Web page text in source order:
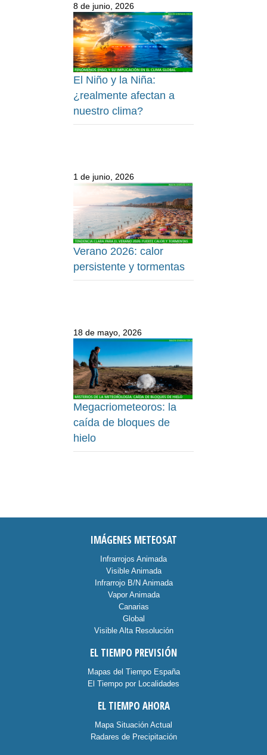
8 de junio, 2026
El Niño y la Niña:
¿realmente afectan a
nuestro clima?
1 de junio, 2026
Verano 2026: calor
persistente y tormentas
18 de mayo, 2026
Megacriometeoros: la
caída de bloques de
hielo
IMÁGENES METEOSAT
Infrarrojos Animada
Visible Animada
Infrarrojo B/N Animada
Vapor Animada
Canarias
Global
Visible Alta Resolución
EL TIEMPO PREVISIÓN
Mapas del Tiempo España
El Tiempo por Localidades
EL TIEMPO AHORA
Mapa Situación Actual
Radares de Precipitación